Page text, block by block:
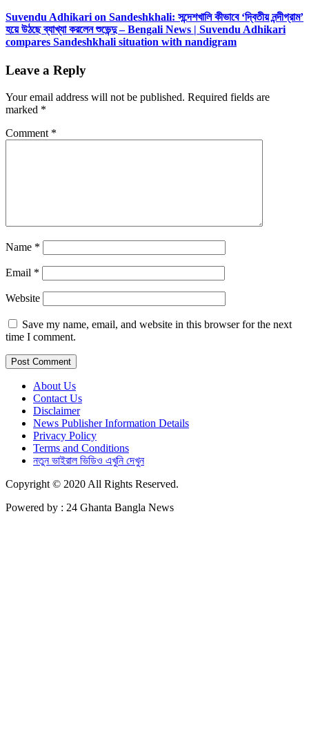
Suvendu Adhikari on Sandeshkhali: সন্দেশখালি কীভাবে ‘দ্বিতীয় নন্দীগ্রাম’
হয়ে উঠছে ব্যাখ্যা করলেন শুভেন্দু – Bengali News | Suvendu Adhikari
compares Sandeshkhali situation with nandigram
Leave a Reply
Your email address will not be published. Required fields are
marked *
Comment *
Name *
Email *
Website
Save my name, email, and website in this browser for the next
time I comment.
About Us
Contact Us
Disclaimer
News Publisher Information Details
Privacy Policy
Terms and Conditions
নতুন ভাইরাল ভিডিও এখুনি দেখুন
Copyright © 2020 All Rights Reserved.
Powered by : 24 Ghanta Bangla News